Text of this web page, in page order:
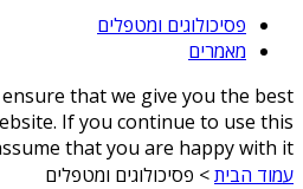
פסיכולוגים ומטפלים
מאמרים
that we give you the best
If you continue to use this
that you are happy with it
עמוד הבית> פסיכולוגים ומטפלים